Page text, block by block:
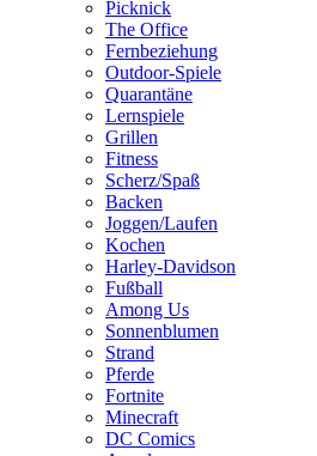
Picknick
The Office
Fernbeziehung
Outdoor-Spiele
Quarantäne
Lernspiele
Grillen
Fitness
Scherz/Spaß
Backen
Joggen/Laufen
Kochen
Harley-Davidson
Fußball
Among Us
Sonnenblumen
Strand
Pferde
Fortnite
Minecraft
DC Comics